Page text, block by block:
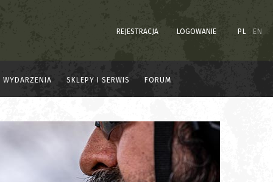
REJESTRACJA LOGOWANIE PL EN
WYDARZENIA SKLEPY I SERWIS FORUM